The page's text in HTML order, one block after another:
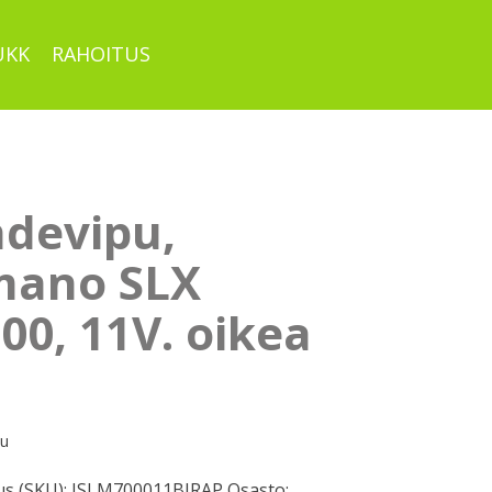
RAHOITUS
SLX
11V. oikea